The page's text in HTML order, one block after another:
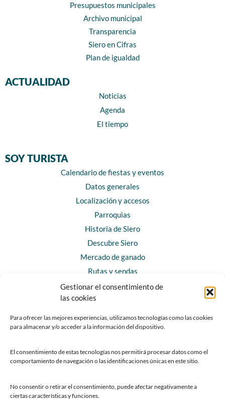
Gestionar el consentimiento de
las cookies
Para ofrecer las mejores experiencias, utilizamos tecnologías como las cookies
para almacenar y/o acceder a la información del dispositivo.
El consentimiento de estas tecnologías nos permitirá procesar datos como el
comportamiento de navegación o las identificaciones únicas en este sitio.
No consentir o retirar el consentimiento, puede afectar negativamente a
ciertas características y funciones.
Presupuestos municipales
Archivo municipal
Transparencia
Siero en Cifras
Plan de igualdad
ACTUALIDAD
Noticias
Agenda
El tiempo
SOY TURISTA
Calendario de fiestas y eventos
Datos generales
Localización y accesos
Parroquias
Historia de Siero
Descubre Siero
Mercado de ganado
Rutas y sendas
Horarios y contacto
Teléfonos de interés
Chatbot Siero
SEDES ELECTRÓNICAS
Sede del Ayuntamiento de Siero